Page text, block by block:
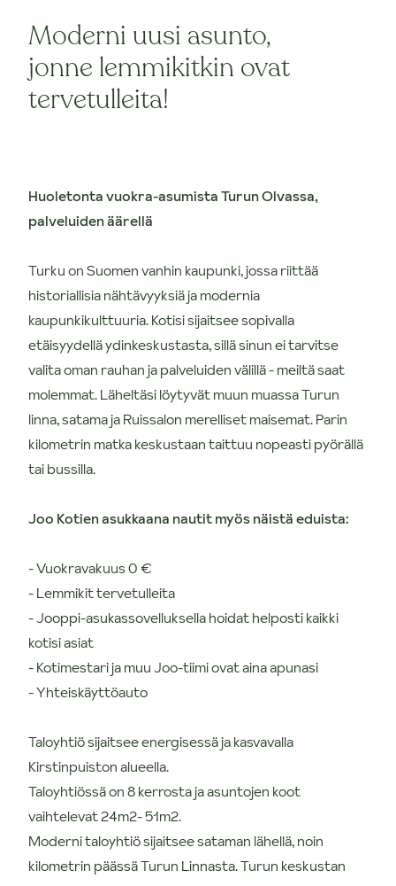
Moderni uusi asunto,
jonne lemmikitkin ovat
tervetulleita!
Huoletonta vuokra-asumista Turun Olvassa,
palveluiden äärellä
Turku on Suomen vanhin kaupunki, jossa riittää
historiallisia nähtävyyksiä ja modernia
kaupunkikulttuuria. Kotisi sijaitsee sopivalla
etäisyydellä ydinkeskustasta, sillä sinun ei tarvitse
valita oman rauhan ja palveluiden välillä - meiltä saat
molemmat. Läheltäsi löytyvät muun muassa Turun
linna, satama ja Ruissalon merelliset maisemat. Parin
kilometrin matka keskustaan taittuu nopeasti pyörällä
tai bussilla.
Joo Kotien asukkaana nautit myös näistä eduista:
- Vuokravakuus 0 €
- Lemmikit tervetulleita
- Jooppi-asukassovelluksella hoidat helposti kaikki
kotisi asiat
- Kotimestari ja muu Joo-tiimi ovat aina apunasi
- Yhteiskäyttöauto
Taloyhtiö sijaitsee energisessä ja kasvavalla
Kirstinpuiston alueella.
Taloyhtiössä on 8 kerrosta ja asuntojen koot
vaihtelevat 24m2- 51m2.
Moderni taloyhtiö sijaitsee sataman lähellä, noin
kilometrin päässä Turun Linnasta. Turun keskustan